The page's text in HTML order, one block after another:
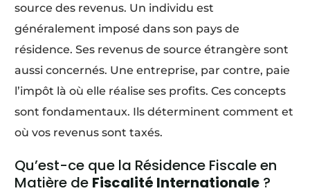
source des revenus. Un individu est
généralement imposé dans son pays de
résidence. Ses revenus de source étrangère sont
aussi concernés. Une entreprise, par contre, paie
l’impôt là où elle réalise ses profits. Ces concepts
sont fondamentaux. Ils déterminent comment et
où vos revenus sont taxés.
Qu’est-ce que la Résidence Fiscale en
Matière de Fiscalité Internationale ?